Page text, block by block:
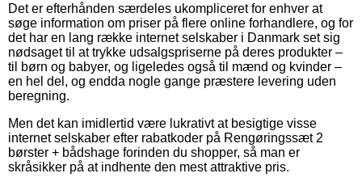
Det er efterhånden særdeles ukompliceret for enhver at
søge information om priser på flere online forhandlere, og for
det har en lang række internet selskaber i Danmark set sig
nødsaget til at trykke udsalgspriserne på deres produkter –
til børn og babyer, og ligeledes også til mænd og kvinder –
en hel del, og endda nogle gange præstere levering uden
beregning.
Men det kan imidlertid være lukrativt at besigtige visse
internet selskaber efter rabatkoder på Rengøringssæt 2
børster + bådshage forinden du shopper, så man er
skråsikker på at indhente den mest attraktive pris.